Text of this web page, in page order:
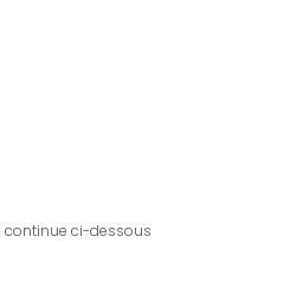
continue ci-dessous